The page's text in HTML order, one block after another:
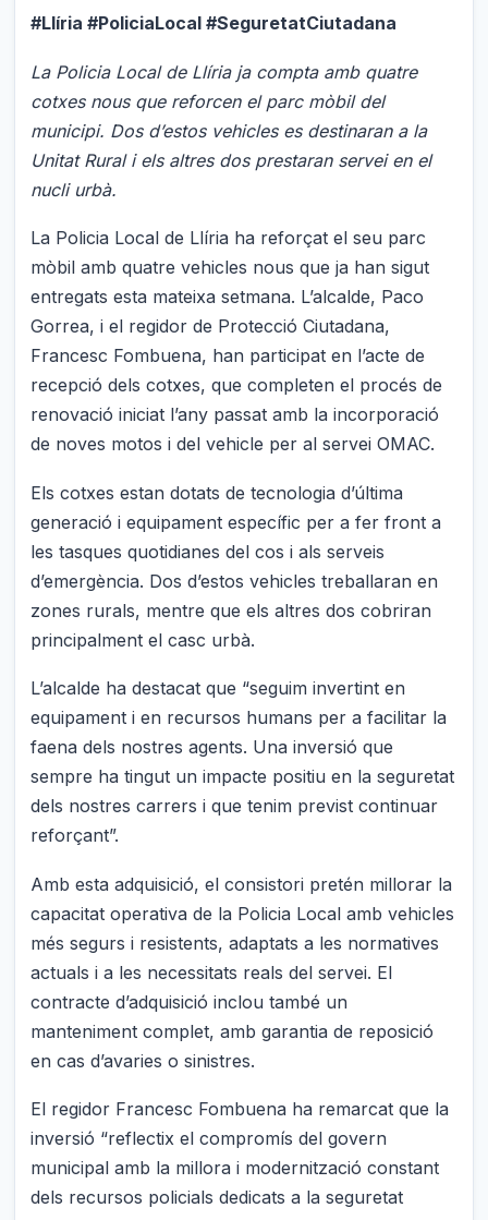
#Llíria #PoliciaLocal #SeguretatCiutadana
La Policia Local de Llíria ja compta amb quatre
cotxes nous que reforcen el parc mòbil del
municipi. Dos d’estos vehicles es destinaran a la
Unitat Rural i els altres dos prestaran servei en el
nucli urbà.
La Policia Local de Llíria ha reforçat el seu parc
mòbil amb quatre vehicles nous que ja han sigut
entregats esta mateixa setmana. L’alcalde, Paco
Gorrea, i el regidor de Protecció Ciutadana,
Francesc Fombuena, han participat en l’acte de
recepció dels cotxes, que completen el procés de
renovació iniciat l’any passat amb la incorporació
de noves motos i del vehicle per al servei OMAC.
Els cotxes estan dotats de tecnologia d’última
generació i equipament específic per a fer front a
les tasques quotidianes del cos i als serveis
d’emergència. Dos d’estos vehicles treballaran en
zones rurals, mentre que els altres dos cobriran
principalment el casc urbà.
L’alcalde ha destacat que “seguim invertint en
equipament i en recursos humans per a facilitar la
faena dels nostres agents. Una inversió que
sempre ha tingut un impacte positiu en la seguretat
dels nostres carrers i que tenim previst continuar
reforçant”.
Amb esta adquisició, el consistori pretén millorar la
capacitat operativa de la Policia Local amb vehicles
més segurs i resistents, adaptats a les normatives
actuals i a les necessitats reals del servei. El
contracte d’adquisició inclou també un
manteniment complet, amb garantia de reposició
en cas d’avaries o sinistres.
El regidor Francesc Fombuena ha remarcat que la
inversió “reflectix el compromís del govern
municipal amb la millora i modernització constant
dels recursos policials dedicats a la seguretat